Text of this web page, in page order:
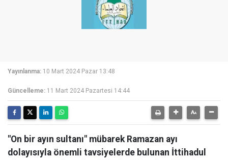
Yayınlanma: 10 Mart 2024 Pazar 13:48
Güncelleme: 11 Mart 2024 Pazartesi 14:44
"On bir ayın sultanı" mübarek Ramazan ayı
dolayısıyla önemli tavsiyelerde bulunan İttihadul